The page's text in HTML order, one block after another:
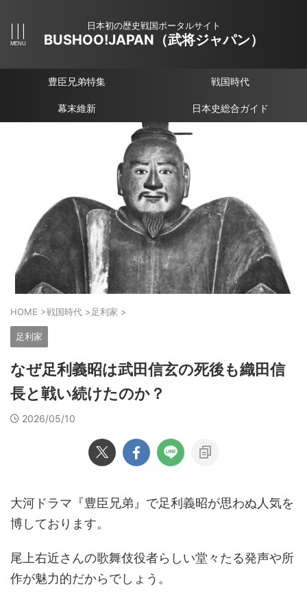
日本初の歴史戦国ポータルサイト
BUSHOO!JAPAN（武将ジャパン）
豊臣兄弟特集 戦国時代
幕末維新 日本史総合ガイド
HOME >戦国時代 > 足利家 >
足利家
なぜ足利義昭は武田信玄の死後も織田信
長と戦い続けたのか？
2026/05/10
大河ドラマ『豊臣兄弟』で足利義昭が思わぬ人気を
博しております。
尾上右近さんの歌舞伎役者らしい堂々たる発声や所
作が魅力的だからでしょう。